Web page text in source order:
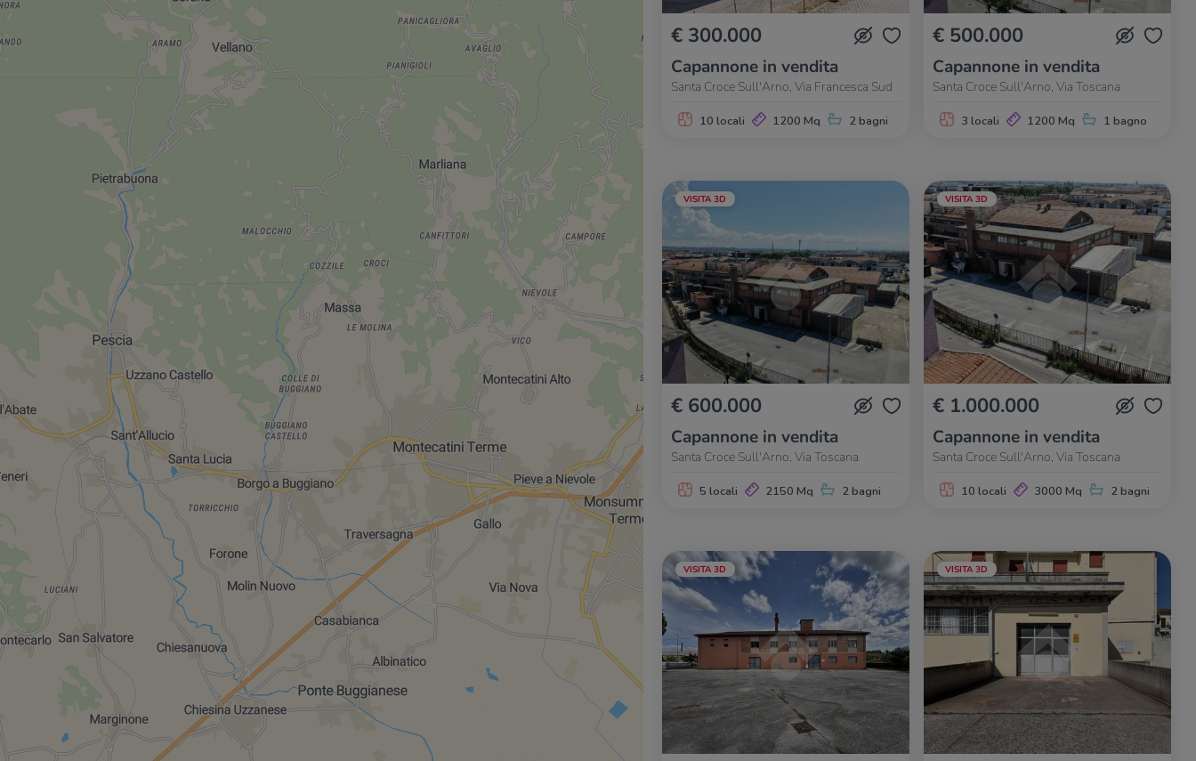
€ 300.000
Capannone in vendita
Santa Croce Sull'Arno, Via Francesca Sud
10 locali 1200 Mq 2 bagni
€ 500.000
Capannone in vendita
Santa Croce Sull'Arno, Via Toscana
3 locali 1200 Mq 1 bagno
VISITA 3D
€ 600.000
Capannone in vendita
Santa Croce Sull'Arno, Via Toscana
5 locali 2150 Mq 2 bagni
VISITA 3D
€ 1.000.000
Capannone in vendita
Santa Croce Sull'Arno, Via Toscana
10 locali 3000 Mq 2 bagni
VISITA 3D VISITA 3D